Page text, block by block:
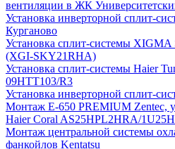
вентиляции в ЖК
Установка инверторной сплит-
Курганово
Установка сплит-системы
(XGI-SKY21RHA)
Установка сплит-системы Haier
09HTT103/R3
Установка инверторной сплит-
Монтаж E-650 PREMIUM Zentec,
Haier Coral AS25HPL2HRA/
Монтаж центральной системы
фанкойлов Kentatsu